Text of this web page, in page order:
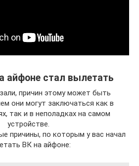
айфоне стал вылетать
причин этому может быть
они могут заключаться как в
так и в неполадках на самом
устройстве.
причины, по которым у вас начал
ВК на айфоне: